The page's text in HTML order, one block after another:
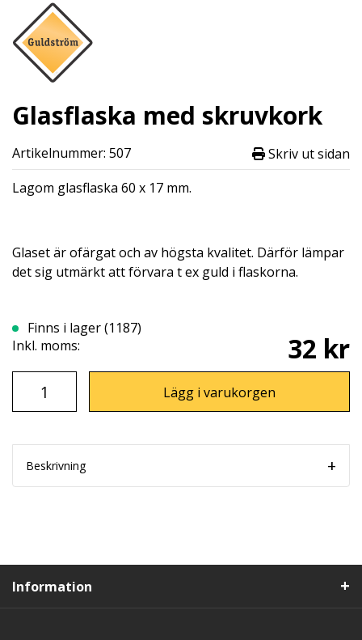
Glasflaska med skruvkork
Artikelnummer: 507
Skriv ut sidan
Lagom glasflaska 60 x 17 mm.
Glaset är ofärgat och av högsta kvalitet. Därför lämpar
det sig utmärkt att förvara t ex guld i flaskorna.
Finns i lager (1187)
Inkl. moms:
32 kr
Lägg i varukorgen
Beskrivning
Information